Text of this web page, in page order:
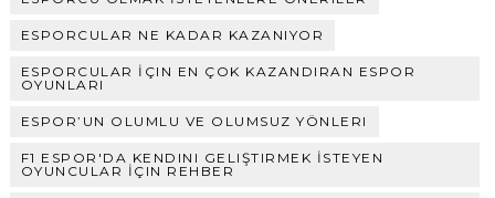
ESPORCULAR NE KADAR KAZANIYOR
ESPORCULAR İÇIN EN ÇOK KAZANDIRAN ESPOR
OYUNLARI
ESPOR’UN OLUMLU VE OLUMSUZ YÖNLERI
F1 ESPOR'DA KENDINI GELIŞTIRMEK İSTEYEN
OYUNCULAR İÇIN REHBER